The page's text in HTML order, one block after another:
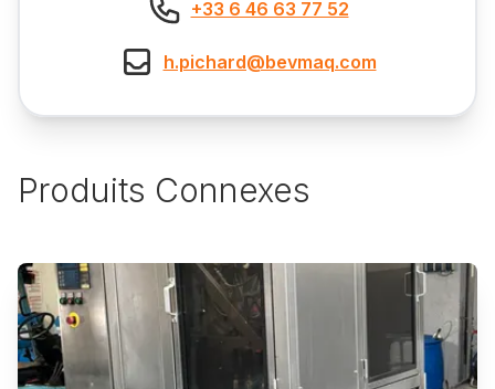
+33 6 46 63 77 52
h.pichard@bevmaq.com
Produits Connexes